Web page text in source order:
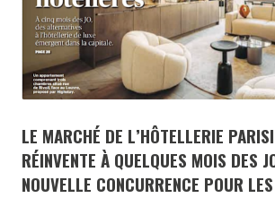
LE MARCHÉ DE L’HÔTELLERIE
RÉINVENTE À QUELQUES MOIS DES
NOUVELLE CONCURRENCE POUR